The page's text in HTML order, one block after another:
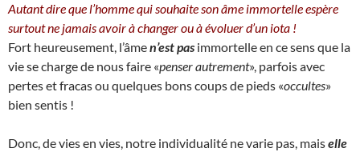
Autant dire que l’homme qui souhaite son âme immortelle espère
surtout ne jamais avoir à changer ou à évoluer d’un iota !
Fort heureusement, l’âmen’est pas immortelle en ce sens que la
vie se charge de nous faire «penser autrement», parfois avec
pertes et fracas ou quelques bons coups de pieds «occultes»
bien sentis !
Donc, de vies en vies, notre individualité ne varie pas, maiselle